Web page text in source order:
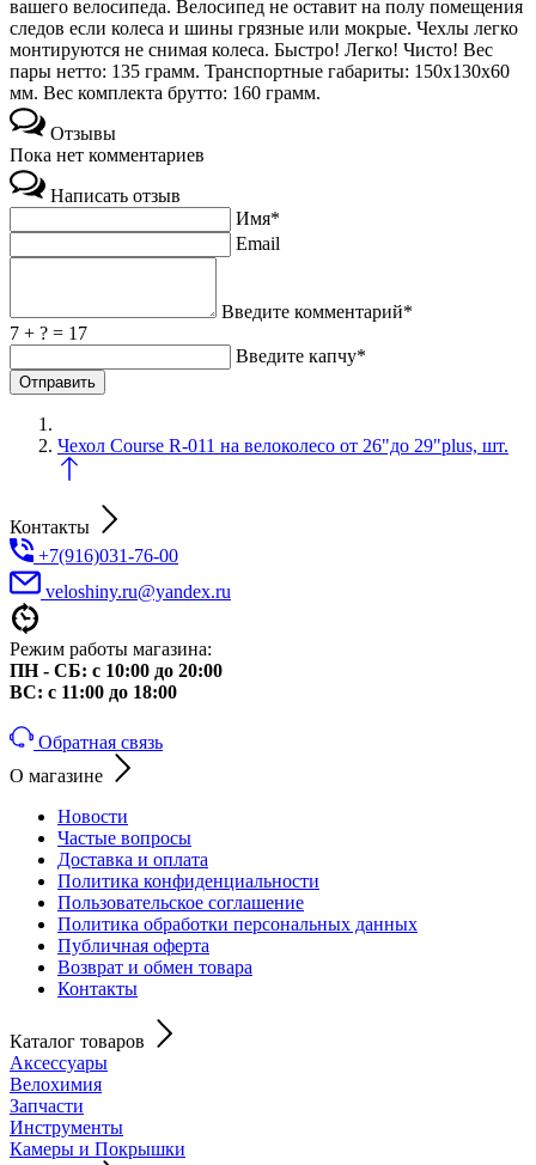
вашего велосипеда. Велосипед не оставит на полу помещения
следов если колеса и шины грязные или мокрые. Чехлы легко
монтируются не снимая колеса. Быстро! Легко! Чисто! Вес
пары нетто: 135 грамм. Транспортные габариты: 150х130х60
мм. Вес комплекта брутто: 160 грамм.
Отзывы
Пока нет комментариев
Написать отзыв
Имя*
Email
Введите комментарий*
7 + ? = 17
Введите капчу*
Чехол Course R-011 на велоколесо от 26"до 29"plus, шт.
Контакты
+7(916)031-76-00
veloshiny.ru@yandex.ru
Режим работы магазина:
ПН - СБ: с 10:00 до 20:00
ВС: с 11:00 до 18:00
Обратная связь
О магазине
Новости
Частые вопросы
Доставка и оплата
Политика конфиденциальности
Пользовательское соглашение
Политика обработки персональных данных
Публичная оферта
Возврат и обмен товара
Контакты
Каталог товаров
Аксессуары
Велохимия
Запчасти
Инструменты
Камеры и Покрышки